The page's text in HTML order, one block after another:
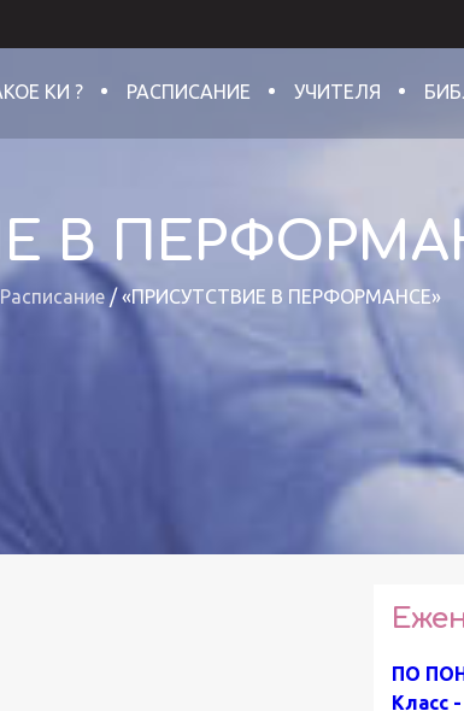
КИ ? РАСПИСАНИЕ УЧИТЕЛЯ
В
Расписание/«ПРИСУТСТВИЕ В ПЕРФОРМАНСЕ»
ПО
Класс